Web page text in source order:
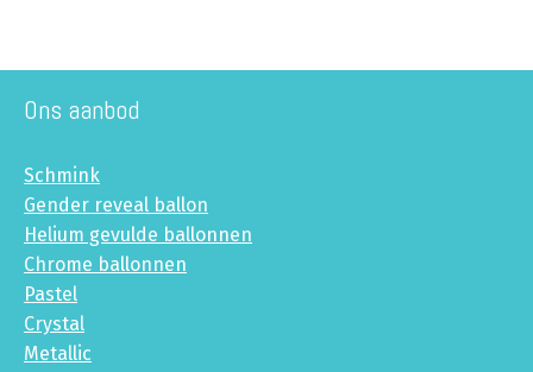
Ons aanbod
Schmink
Gender reveal ballon
Helium gevulde ballonnen
Chrome ballonnen
Pastel
Crystal
Metallic